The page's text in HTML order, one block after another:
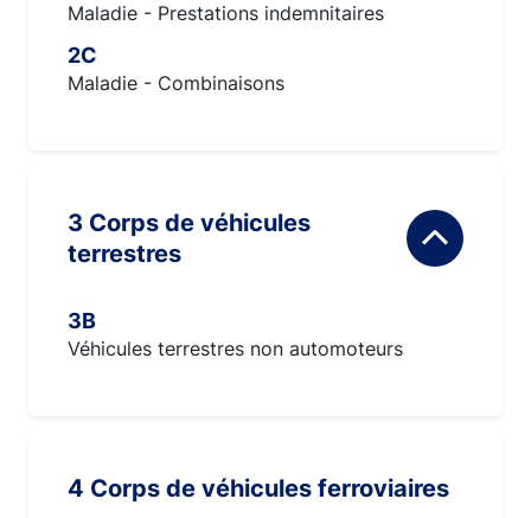
Maladie - Prestations indemnitaires
2C
Maladie - Combinaisons
3 Corps de véhicules
terrestres
3B
Véhicules terrestres non automoteurs
4 Corps de véhicules ferroviaires